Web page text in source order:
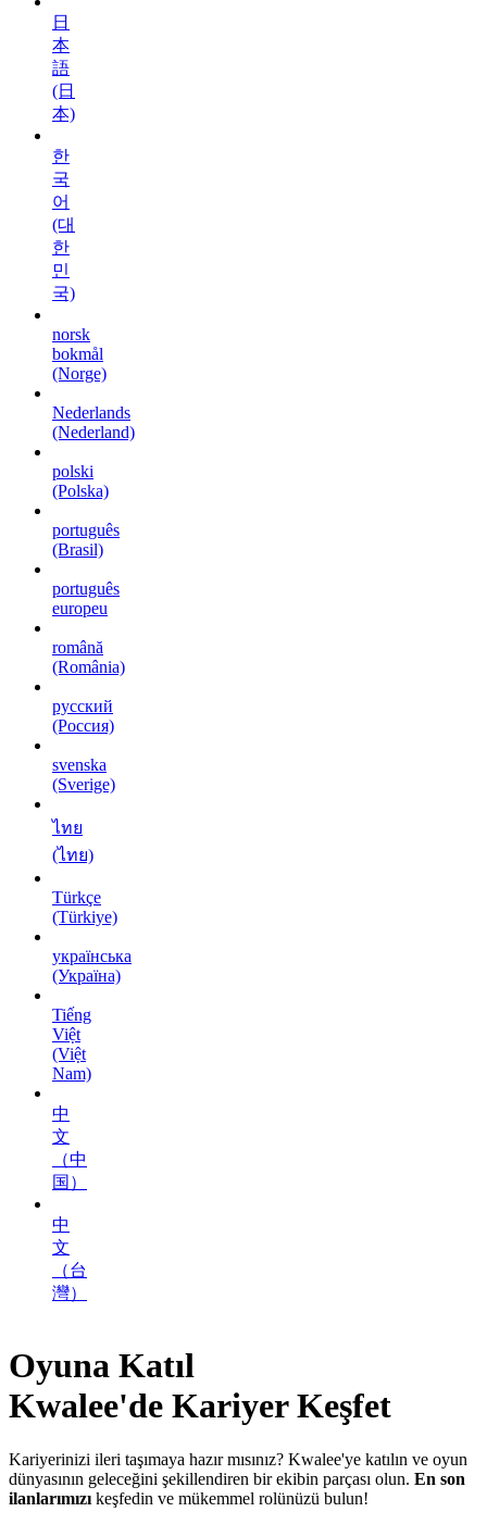
日
本
語
(日
本)
한
국
어
(대
한
민
국)
norsk
bokmål
(Norge)
Nederlands
(Nederland)
polski
(Polska)
português
(Brasil)
português
europeu
română
(România)
русский
(Россия)
svenska
(Sverige)
ไทย
(ไทย)
Türkçe
(Türkiye)
українська
(Україна)
Tiếng
Việt
(Việt
Nam)
中
文
（中
国）
中
文
（台
灣）
Oyuna Katıl
Kwalee'de KariyerKeşfet
Kariyerinizi ileri taşımaya hazır mısınız? Kwalee'ye katılın ve oyun
dünyasının geleceğini şekillendiren bir ekibin parçası olun. En son
ilanlarımızı keşfedin ve mükemmel rolünüzü bulun!